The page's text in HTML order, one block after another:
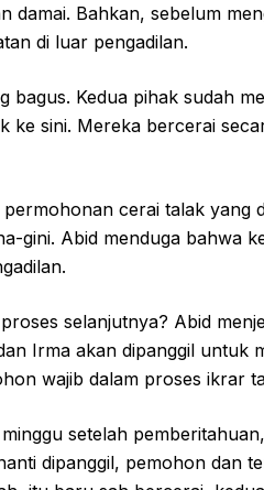
damai. Bahkan, sebelum
di luar pengadilan.
bagus. Kedua pihak sudah
ke sini. Mereka bercerai
cerai talak yang
gini. Abid menduga bahwa
selanjutnya? Abid
Irma akan dipanggil untuk
wajib dalam proses ikrar
setelah
dipanggil, pemohon dan